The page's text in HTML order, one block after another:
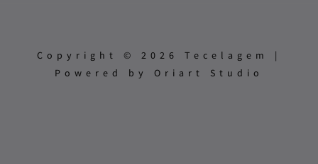
Copyright © 2026 Tecelagem |
Powered by Oriart Studio